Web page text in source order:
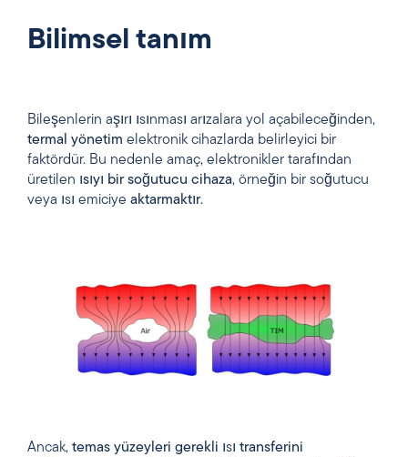
Bilimsel tanım
Bileşenlerin aşırı ısınması arızalara yol açabileceğinden,
termal yönetim elektronik cihazlarda belirleyici bir
faktördür. Bu nedenle amaç, elektronikler tarafından
üretilen ısıyı bir soğutucu cihaza, örneğin bir soğutucu
veya ısı emiciye aktarmaktır.
Ancak, temas yüzeyleri gerekli ısı transferini